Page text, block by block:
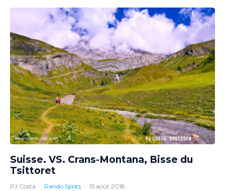
Suisse. VS. Crans-Montana, Bisse du
Tsittoret
PJ Costa · Rando Spots · 15 août 2018